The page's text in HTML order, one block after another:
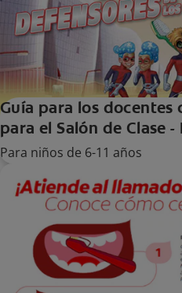
Guía para los docentes
para el Salón de Clase
Para niños de 6-11 años